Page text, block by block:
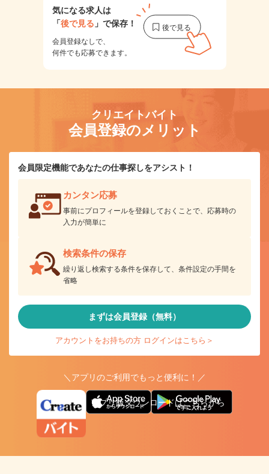
気になる求人は
「後で見る 」で保存！
会員登録なしで、
何件でも応募できます。
クリエイトバイト
会員登録のメリット
会員限定機能であなたの仕事探しをアシスト！
カンタン応募
事前にプロフィールを登録しておくことで、応募時の
入力が簡単に
検索条件の保存
繰り返し検索する条件を保存して、条件設定の手間を
省略
まずは会員登録（無料）
アカウントをお持ちの方 ログインはこちら＞
＼アプリのご利用でもっと便利に！／
アプリ版ダウンロードはこちらから